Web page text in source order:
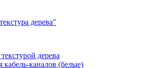
дерева"
дерева
кабель-каналов (белые)